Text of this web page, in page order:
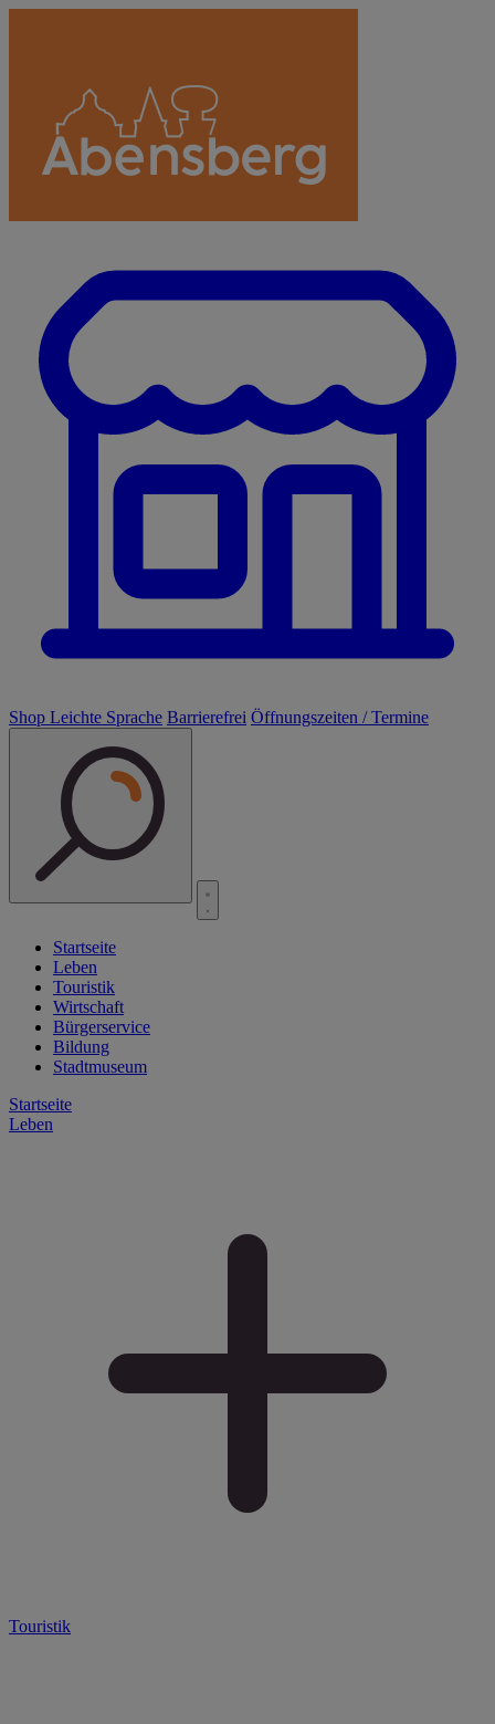
Shop Leichte Sprache Barrierefrei Öffnungszeiten / Termine
Startseite
Leben
Touristik
Wirtschaft
Bürgerservice
Bildung
Stadtmuseum
Startseite
Leben
Touristik